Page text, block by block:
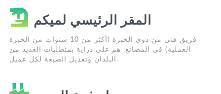
المقر الرئيسي لميكم
فريق فني من ذوي الخبرة (أكثر من 10 سنوات من الخبرة
العملية) في المصانع. هم على دراية بمتطلبات العديد من
البلدان وتعديل الصيغة لكل عميل.